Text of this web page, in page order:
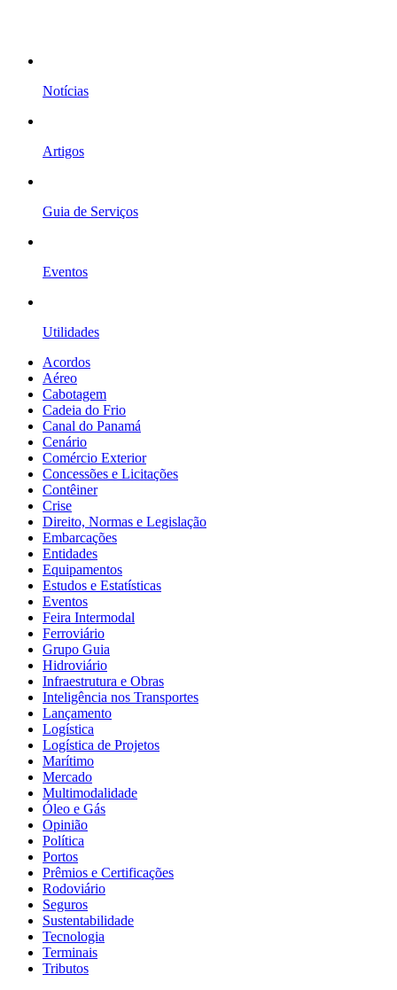
Notícias
Artigos
Guia de Serviços
Eventos
Utilidades
Acordos
Aéreo
Cabotagem
Cadeia do Frio
Canal do Panamá
Cenário
Comércio Exterior
Concessões e Licitações
Contêiner
Crise
Direito, Normas e Legislação
Embarcações
Entidades
Equipamentos
Estudos e Estatísticas
Eventos
Feira Intermodal
Ferroviário
Grupo Guia
Hidroviário
Infraestrutura e Obras
Inteligência nos Transportes
Lançamento
Logística
Logística de Projetos
Marítimo
Mercado
Multimodalidade
Óleo e Gás
Opinião
Política
Portos
Prêmios e Certificações
Rodoviário
Seguros
Sustentabilidade
Tecnologia
Terminais
Tributos